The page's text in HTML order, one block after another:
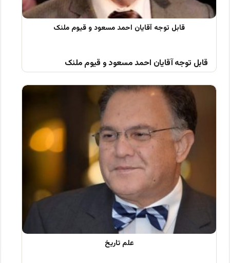
قابل توجه آقایان احمد مسعود و قیوم ملنک